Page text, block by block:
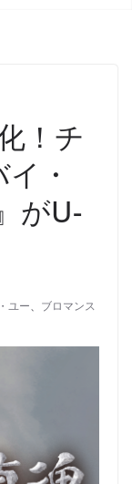
！チ
・
がU-
ユー、 ブロマンス